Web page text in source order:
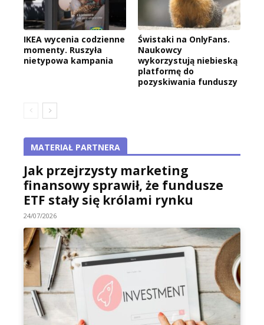
IKEA wycenia codzienne
momenty. Ruszyła
nietypowa kampania
Świstaki na OnlyFans.
Naukowcy
wykorzystują niebieską
platformę do
pozyskiwania funduszy
MATERIAŁ PARTNERA
Jak przejrzysty marketing
finansowy sprawił, że fundusze
ETF stały się królami rynku
24/07/2026